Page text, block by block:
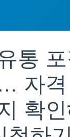
통
자격
확